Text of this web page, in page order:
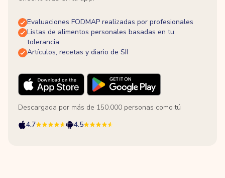
Evaluaciones FODMAP realizadas por profesionales
Listas de alimentos personales basadas en tu
tolerancia
Artículos, recetas y diario de SII
Descargada por más de 150.000 personas como tú
4.7
4.5